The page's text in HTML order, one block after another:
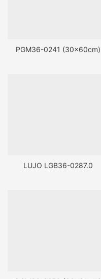
PGM36-0241 (30x60cm)
LUJO LGB36-0287.0